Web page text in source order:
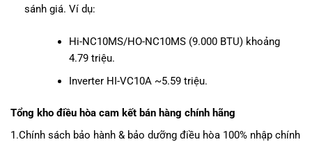
sánh giá. Ví dụ:
Hi-NC10MS/HO-NC10MS (9.000 BTU) khoảng
4.79 triệu.
Inverter HI-VC10A ~5.59 triệu.
Tổng kho điều hòa cam kết bán hàng chính hãng
1.Chính sách bảo hành & bảo dưỡng điều hòa 100% nhập chính